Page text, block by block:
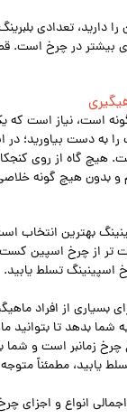
دارید، تعدادی
بیشتر در چرخ است.
است، نیاز است
به دست بیاورید؛
هیچ گاه از روی
هیچ گونه خلاصی
بهترین انتخاب
از چرخ اسپین کست
اسپینینگ تسلط یابید.
از افراد
شما بدهد تا
زمانبر است و شما
یابید، مطمئناً
انواع و اجزای